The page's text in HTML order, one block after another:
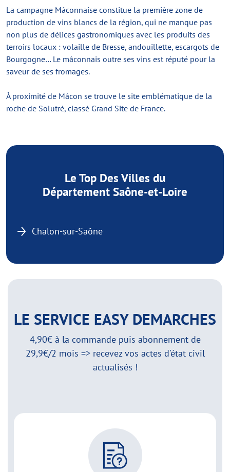
La campagne Mâconnaise constitue la première zone de
production de vins blancs de la région, qui ne manque pas
non plus de délices gastronomiques avec les produits des
terroirs locaux : volaille de Bresse, andouillette, escargots de
Bourgogne… Le mâconnais outre ses vins est réputé pour la
saveur de ses fromages.
À proximité de Mâcon se trouve le site emblématique de la
roche de Solutré, classé Grand Site de France.
Le Top Des Villes du
Département Saône-et-Loire
Chalon-sur-Saône
LE SERVICE EASY DEMARCHES
4,90€ à la commande puis abonnement de
29,9€/2 mois => recevez vos actes d'état civil
actualisés !